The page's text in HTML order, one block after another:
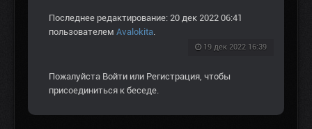
Последнее редактирование: 20 дек 2022 06:41
пользователем Avalokita.
19 дек 2022 16:39
Пожалуйста Войти или Регистрация, чтобы
присоединиться к беседе.